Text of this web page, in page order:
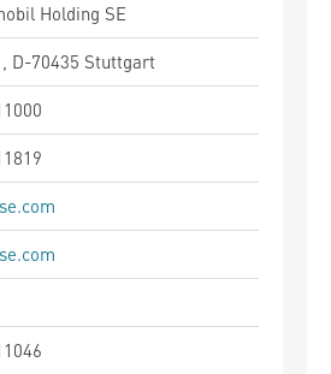
Holding SE
D-70435 Stuttgart